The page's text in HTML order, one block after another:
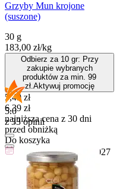
Grzyby Mun krojone
(suszone)
30 g
183,00 zł/kg
Odbierz za 10 gr: Przy
zakupie wybranych
produktów za min. 99
zł.Aktywuj promocję
Cena promocyjna
5,49 zł
6,39 zł
najniższa cena z 30 dni
przed obniżką
Do koszyka
Przydatny do17-03-2027
5.0
z 33 opinii